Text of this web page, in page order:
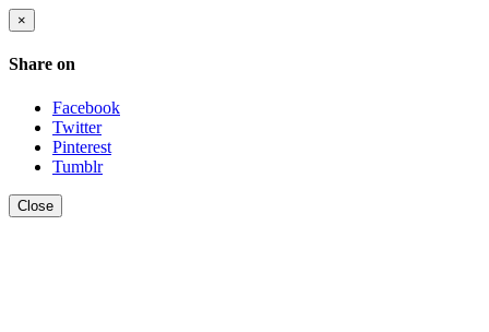
×
Share on
Facebook
Twitter
Pinterest
Tumblr
Close